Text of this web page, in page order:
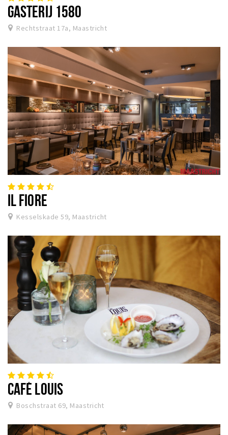
GASTERIJ 1580
Rechtstraat 17a, Maastricht
IL FIORE
Kesselskade 59, Maastricht
CAFÉ LOUIS
Boschstraat 69, Maastricht